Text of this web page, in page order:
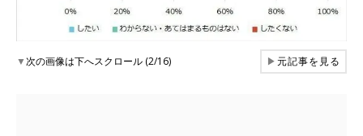
▼次の画像は下へスクロール (2/16) ▶元記事を見る